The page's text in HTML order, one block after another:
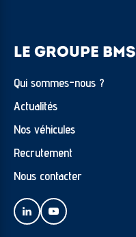
LE GROUPE BMS
Qui sommes-nous ?
Actualités
Nos véhicules
Recrutement
Nous contacter